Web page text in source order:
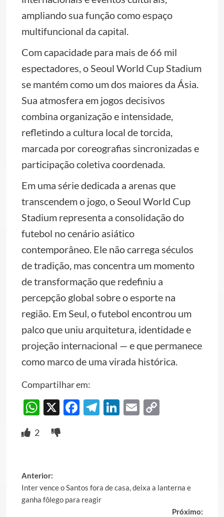
ampliando sua função como espaço
multifuncional da capital.
Com capacidade para mais de 66 mil
espectadores, o Seoul World Cup Stadium
se mantém como um dos maiores da Ásia.
Sua atmosfera em jogos decisivos
combina organização e intensidade,
refletindo a cultura local de torcida,
marcada por coreografias sincronizadas e
participação coletiva coordenada.
Em uma série dedicada a arenas que
transcendem o jogo, o Seoul World Cup
Stadium representa a consolidação do
futebol no cenário asiático
contemporâneo. Ele não carrega séculos
de tradição, mas concentra um momento
de transformação que redefiniu a
percepção global sobre o esporte na
região. Em Seul, o futebol encontrou um
palco que uniu arquitetura, identidade e
projeção internacional — e que permanece
como marco de uma virada histórica.
Compartilhar em:
WhatsApp
X Facebook
Telegram
LinkedIn
EmailCopy
2
Post
navigation
Anterior:
Inter vence o Santos fora de casa, deixa a lanterna e
ganha fôlego para reagir
Próximo: